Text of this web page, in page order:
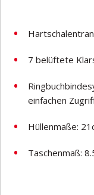
7 belüftete
einfachen
Hüllenmaße:
Taschenmaß: